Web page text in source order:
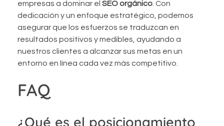
empresas a dominar el SEO orgánico . Con
dedicación y un enfoque estratégico, podemos
asegurar que los esfuerzos se traduzcan en
resultados positivos y medibles, ayudando a
nuestros clientes a alcanzar sus metas en un
entorno en línea cada vez más competitivo.
FAQ
¿Qué es el posicionamiento